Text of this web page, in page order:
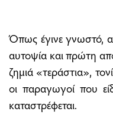
Όπως έγινε γνωστό,
αυτοψία και πρώτη
ζημιά «τεράστια»,
οι παραγωγοί που
καταστρέφεται.